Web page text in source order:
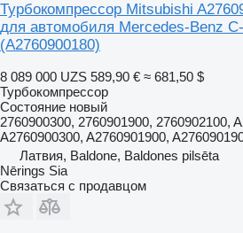
Турбокомпрессор Mitsubishi
для автомобиля Mercedes-Benz
(A2760900180)
8 089 000 UZS 589,90 € ≈ 681,50 $
Турбокомпрессор
Состояние новый
2760900300, 2760901900, 2760902100,
A2760900300, A2760901900,
Латвия, Baldone, Baldones pilsēta
Nērings Sia
Связаться с продавцом